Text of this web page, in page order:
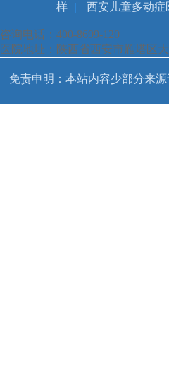
样
| 西安儿童多动症
咨询电话：400-8699-120
医院地址：陕西省西安市雁塔区
免责申明：本站内容少部分来